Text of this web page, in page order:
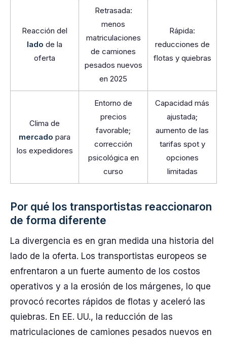
Reacción del
lado de la
oferta
Retrasada:
menos
matriculaciones
de camiones
pesados nuevos
en 2025
Rápida:
reducciones de
flotas y quiebras
Clima de
mercado para
los expedidores
Entorno de
precios
favorable;
corrección
psicológica en
curso
Capacidad más
ajustada;
aumento de las
tarifas spot y
opciones
limitadas
Por qué los transportistas reaccionaron
de forma diferente
La divergencia es en gran medida una historia del
lado de la oferta. Los transportistas europeos se
enfrentaron a un fuerte aumento de los costos
operativos y a la erosión de los márgenes, lo que
provocó recortes rápidos de flotas y aceleró las
quiebras. En EE. UU., la reducción de las
matriculaciones de camiones pesados nuevos en